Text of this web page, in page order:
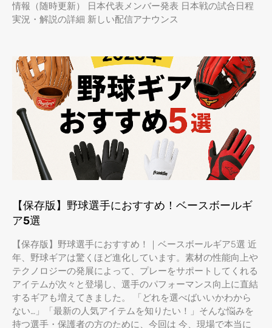
情報（随時更新） 日本代表メンバー発表 日本戦の試合日程
実況・解説の詳細 新しい配信アナウンス
【保存版】野球選手におすすめ！ベースボールギ
ア5選
【保存版】野球選手におすすめ！｜ベースボールギア5選 近
年、野球ギアは驚くほど進化しています。素材の性能向上や
テクノロジーの発展によって、プレーをサポートしてくれる
アイテムが次々と登場し、選手のパフォーマンス向上に直結
するギアも増えてきました。 「どれを選べばいいかわから
ない…」「最新の人気アイテムを知りたい！」そんな悩みを
持つ選手・保護者の方のために、今回は 今、現場で本当に